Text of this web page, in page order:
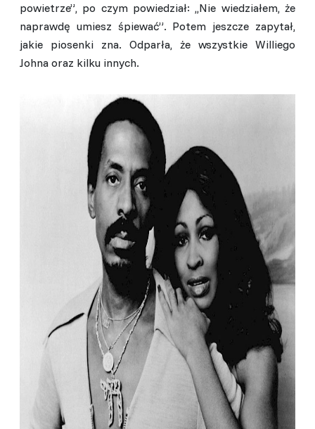
powietrze”, po czym powiedział: ,,Nie wiedziałem, że
naprawdę umiesz śpiewać”. Potem jeszcze zapytał,
jakie piosenki zna. Odparła, że wszystkie Williego
Johna oraz kilku innych.